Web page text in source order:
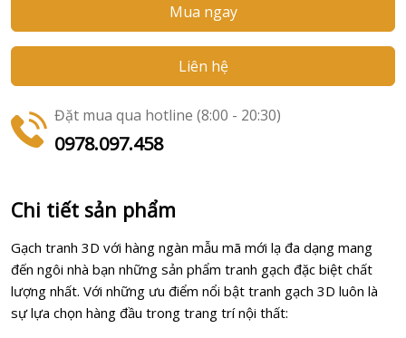
Mua ngay
Liên hệ
Đặt mua qua hotline (8:00 - 20:30)
0978.097.458
Chi tiết sản phẩm
Gạch tranh 3D với hàng ngàn mẫu mã mới lạ đa dạng mang
đến ngôi nhà bạn những sản phẩm tranh gạch đặc biệt chất
lượng nhất. Với những ưu điểm nổi bật tranh gạch 3D luôn là
sự lựa chọn hàng đầu trong trang trí nội thất: